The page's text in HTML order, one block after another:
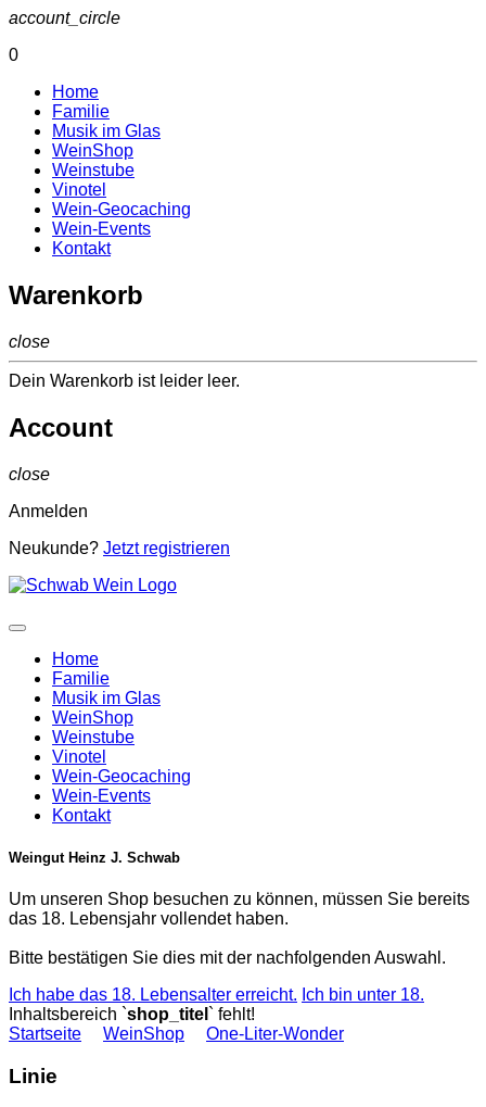
account_circle
0
Home
Familie
Musik im Glas
WeinShop
Weinstube
Vinotel
Wein-Geocaching
Wein-Events
Kontakt
Warenkorb
close
Dein Warenkorb ist leider leer.
Account
close
Anmelden
Neukunde? Jetzt registrieren
Home
Familie
Musik im Glas
WeinShop
Weinstube
Vinotel
Wein-Geocaching
Wein-Events
Kontakt
Weingut Heinz J. Schwab
Um unseren Shop besuchen zu können, müssen Sie bereits
das 18. Lebensjahr vollendet haben.
Bitte bestätigen Sie dies mit der nachfolgenden Auswahl.
Ich habe das 18. Lebensalter erreicht. Ich bin unter 18.
Inhaltsbereich `shop_titel ` fehlt!
Startseite
WeinShop One-Liter-Wonder
Linie